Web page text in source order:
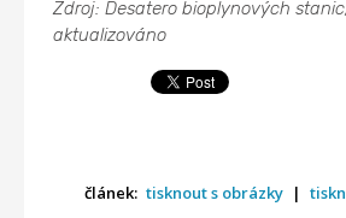
Zdroj: Desatero bioplynových
aktualizováno
článek: tisknout s obrázky |